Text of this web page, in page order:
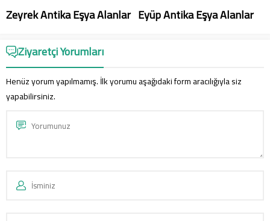
Zeyrek Antika Eşya Alanlar Eyüp Antika Eşya Alanlar
Ziyaretçi Yorumları
Henüz yorum yapılmamış. İlk yorumu aşağıdaki form aracılığıyla siz
yapabilirsiniz.